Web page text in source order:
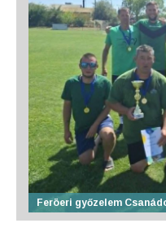
Feröeri győzelem